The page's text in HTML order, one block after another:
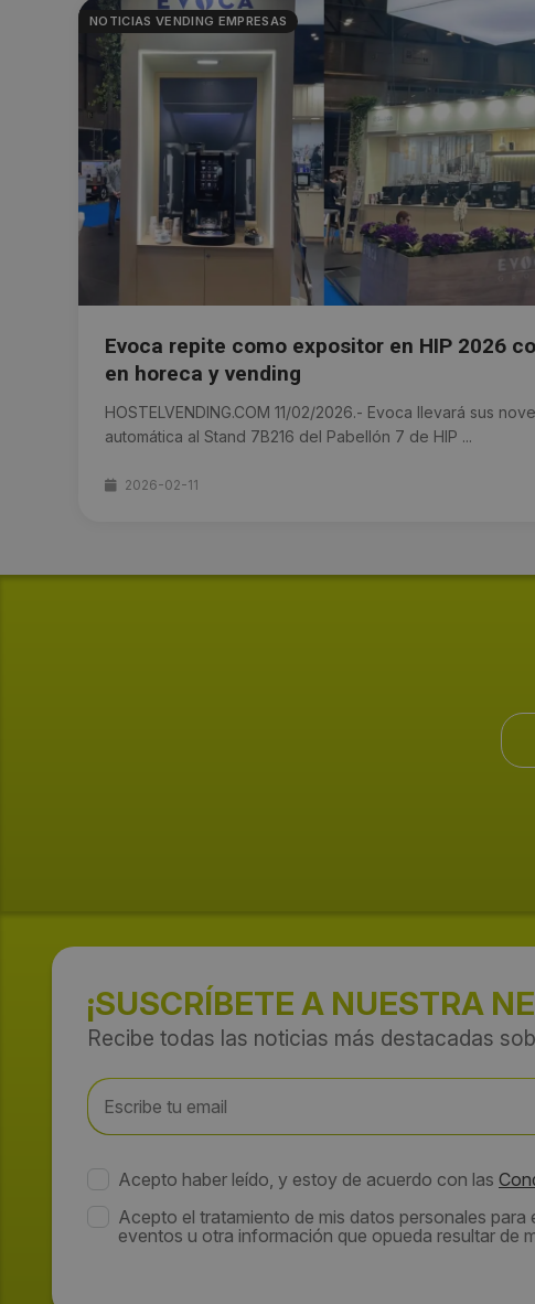
NOTICIAS VENDING EMPRESAS
Evoca repite como expositor en HIP 2026
en horeca y vending
HOSTELVENDING.COM 11/02/2026.- Evoca llevará sus
automática al Stand 7B216 del Pabellón 7 de HIP ...
2026-02-11
¡SUSCRÍBETE A NUESTRA
Recibe todas las noticias más destacadas
Acepto haber leído, y estoy de acuerdo con las
Acepto el tratamiento de mis datos personales
eventos u otra información que opueda resultar de